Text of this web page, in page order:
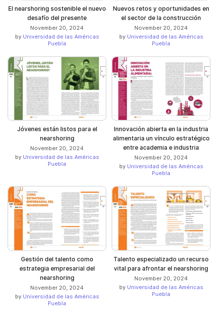
El nearshoring sostenible el nuevo
desafío del presente
November 20, 2024
by Universidad de las Américas
Puebla
Nuevos retos y oportunidades en
el sector de la construcción
November 20, 2024
by Universidad de las Américas
Puebla
Jóvenes están listos para el
nearshoring
November 20, 2024
by Universidad de las Américas
Puebla
Innovación abierta en la industria
alimentaria un vínculo estratégico
entre academia e industria
November 20, 2024
by Universidad de las Américas
Puebla
Gestión del talento como
estrategia empresarial del
nearshoring
November 20, 2024
by Universidad de las Américas
Puebla
Talento especializado un recurso
vital para afrontar el nearshoring
November 20, 2024
by Universidad de las Américas
Puebla